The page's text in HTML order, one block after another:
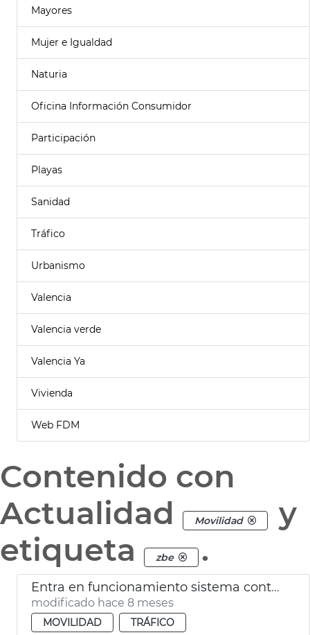
Mayores
Mujer e Igualdad
Naturia
Oficina Información Consumidor
Participación
Playas
Sanidad
Tráfico
Urbanismo
Valencia
Valencia verde
Valencia Ya
Vivienda
Web FDM
Contenido con
Actualidad
Movilidad
y
etiqueta
zbe .
Entra en funcionamiento sistema control cámaras ZBE València
modificado hace 8 meses
MOVILIDAD
TRÁFICO